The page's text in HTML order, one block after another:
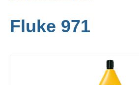
Fluke 971